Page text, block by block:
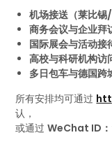
机场接送（莱比锡
商务会议与企业拜
国际展会与活动接
高校与科研机构访
多日包车与德国跨
所有安排均可通过
认，
或通过WeChat ID